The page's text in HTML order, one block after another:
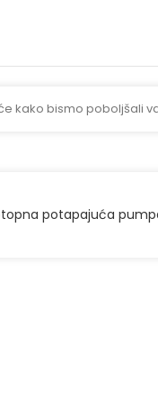
kako bismo poboljšali
potapajuća